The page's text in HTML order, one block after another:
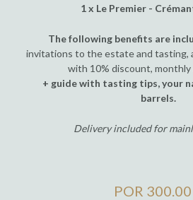
1 x Le Premier -
The following benefits are
invitations to the estate and tasting,
with 10% discount,
+ guide with tasting tips, your
barrels.
Delivery included for
POR